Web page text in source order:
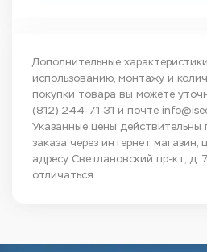
Дополнительные
использованию, монтажу и
покупки товара вы можете
(812) 244-71-31 и почте
Указанные цены действительны
заказа через интернет магазин,
адресу Светлановский пр-кт, д.
отличаться.